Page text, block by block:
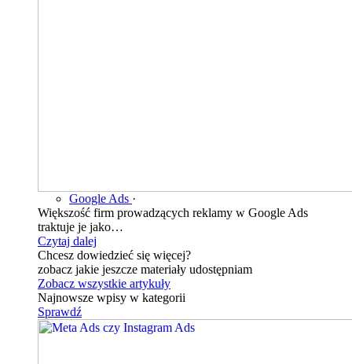
Google Ads ·
Większość firm prowadzących reklamy w Google Ads
traktuje je jako…
Czytaj dalej
Chcesz dowiedzieć się więcej?
zobacz jakie jeszcze materiały udostępniam
Zobacz wszystkie artykuły
Najnowsze wpisy w kategorii
Sprawdź